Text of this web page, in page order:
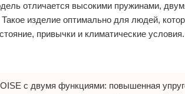
отличается высокими пружинами,
изделие оптимально для людей,
привычки и климатические условия.
с двумя функциями: повышенная